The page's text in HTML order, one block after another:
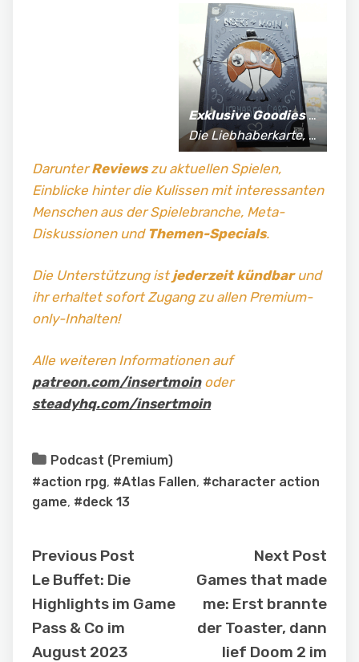
Exklusive Goodiesfür Supporter*innen:
Die Liebhaberkarte, jährlich limitierte Fan-Shirts und vieles mehr!
DarunterReviewszu aktuellen Spielen,
Einblicke hinter die Kulissen mit interessanten
Menschen aus der Spielebranche, Meta-
Diskussionen und Themen-Specials.
Die Unterstützung istjederzeit kündbarund
ihr erhaltet sofort Zugang zu allen Premium-
only-Inhalten!
Alle weiteren Informationen auf
patreon.com/insertmoinoder
steadyhq.com/insertmoin
Podcast (Premium)
#action rpg, #Atlas Fallen, #character action
game, #deck 13
Previous Post
Le Buffet: Die
Highlights im Game
Pass & Co im
August 2023
Next Post
Games that made
me: Erst brannte
der Toaster, dann
lief Doom 2 im